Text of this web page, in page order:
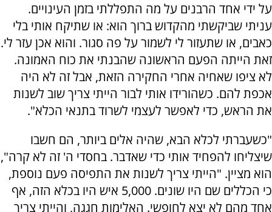
על ידי אחד הרבנים על מה התפללתי בזמן העינויים.
עניתי שביקשתי מהקדוש ברוך הוא: או שתיקח אותי בלי
כאבים, או שתעזור לי לשמור על פה סגור. והוא אכן עזר לי.
זאת הייתה הפעם הראשונה שהבנתי את כוח האמונה.
לא ציפו שאחיה אחרי החקירה הזאת, אבל זה לא היה
אכפת להם. כשהורידו אותי לבור הייתי צריך שוב לשנות
את הראש, כדי לאפשר לעצמי לשרוד בתנאי הכלא".
"כשעברתי לכלא הבא, שהיה אלים ביותר, הם חשבו
שיצליחו להפחיד אותי כדי שאדבר. בחסדי ה' זה לא קרה",
הוא מציין. "הייתי צריך לשנות את התפיסה פעם נוספת,
כי הכללים שם היו שונים. 5,000 איש היו בכלא הזה, אף
אחד מהם לא יצא לחופשי. האלימות חגגה, והייתי צריך